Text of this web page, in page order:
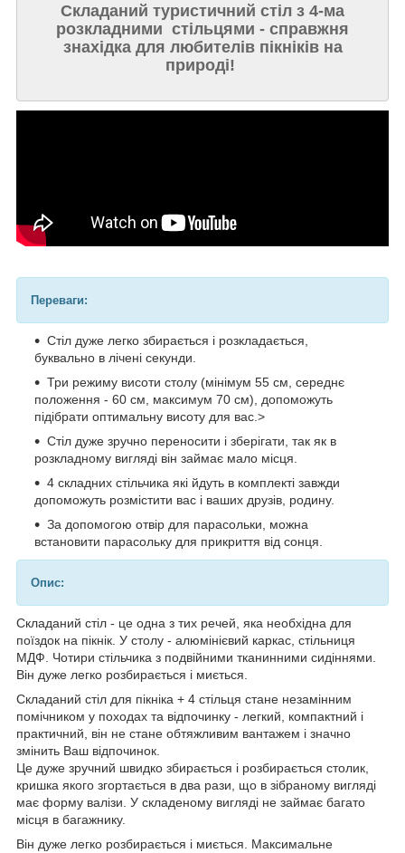
Складаний туристичний стіл з 4-ма
розкладними стільцями - справжня
знахідка для любителів пікніків на
природі!
Переваги:
Стіл дуже легко збирається і розкладається,
буквально в лічені секунди.
Три режиму висоти столу (мінімум 55 см, середнє
положення - 60 см, максимум 70 см), допоможуть
підібрати оптимальну висоту для вас.>
Стіл дуже зручно переносити і зберігати, так як в
розкладному вигляді він займає мало місця.
4 складних стільчика які йдуть в комплекті завжди
допоможуть розмістити вас і ваших друзів, родину.
За допомогою отвір для парасольки, можна
встановити парасольку для прикриття від сонця.
Опис:
Складаний стіл - це одна з тих речей, яка необхідна для
поїздок на пікнік. У столу - алюмінієвий каркас, стільниця
МДФ. Чотири стільчика з подвійними тканинними сидіннями.
Він дуже легко розбирається і миється.
Складаний стіл для пікніка + 4 стільця стане незамінним
помічником у походах та відпочинку - легкий, компактний і
практичний, він не стане обтяжливим вантажем і значно
змінить Ваш відпочинок.
Це дуже зручний швидко збирається і розбирається столик,
кришка якого згортається в два рази, що в зібраному вигляді
має форму валізи. У складеному вигляді не займає багато
місця в багажнику.
Він дуже легко розбирається і миється. Максимальне